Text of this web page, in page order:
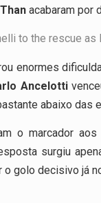
acabaram por
enormes
Ancelotti
abaixo das
o marcador
surgiu
o golo decisivo já